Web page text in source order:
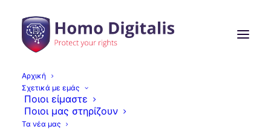
Αρχική
Σχετικά με εμάς
Ποιοι είμαστε
Ποιοι μας στηρίζουν
Τα νέα μας